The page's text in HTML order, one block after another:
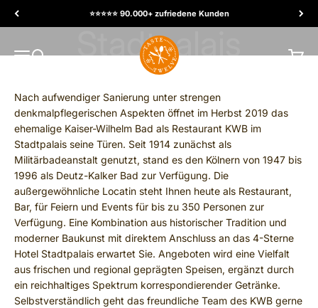
⭐️⭐️⭐️⭐️⭐️ 90.000+ zufriedene Kunden
MENU
Search
TasteTwelve
Cart
Nach aufwendiger Sanierung unter strengen
denkmalpflegerischen Aspekten öffnet im Herbst 2019 das
ehemalige Kaiser-Wilhelm Bad als Restaurant KWB im
Stadtpalais seine Türen. Seit 1914 zunächst als
Militärbadeanstalt genutzt, stand es den Kölnern von 1947 bis
1996 als Deutz-Kalker Bad zur Verfügung. Die
außergewöhnliche Locatin steht Ihnen heute als Restaurant,
Bar, für Feiern und Events für bis zu 350 Personen zur
Verfügung. Eine Kombination aus historischer Tradition und
moderner Baukunst mit direktem Anschluss an das 4-Sterne
Hotel Stadtpalais erwartet Sie. Angeboten wird eine Vielfalt
aus frischen und regional geprägten Speisen, ergänzt durch
ein reichhaltiges Spektrum korrespondierender Getränke.
Selbstverständlich geht das freundliche Team des KWB gerne